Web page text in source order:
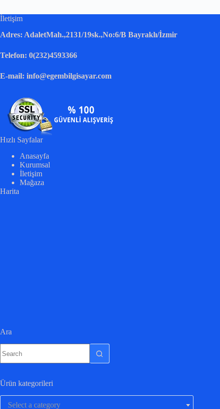
İletişim
Adres: AdaletMah.,2131/19sk.,No:6/B Bayraklı/İzmir
Telefon: 0(232)4593366
E-mail: info@egembilgisayar.com
Hızlı Sayfalar
Anasayfa
Kurumsal
İletişim
Mağaza
Harita
Ara
Ürün kategorileri
Select a category